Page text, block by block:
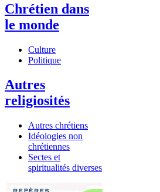
Chrétien dans
le monde
Culture
Politique
Autres
religiosités
Autres chrétiens
Idéologies non
chrétiennes
Sectes et
spiritualités diverses